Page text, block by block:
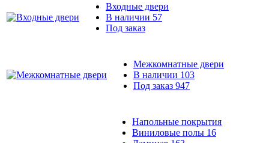
Входные двери
В наличии 57
Под заказ
Межкомнатные двери
В наличии 103
Под заказ 947
Напольные покрытия
Виниловые полы 16